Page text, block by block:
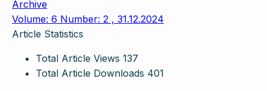
Archive
Volume: 6 Number: 2 , 31.12.2024
Article Statistics
Total Article Views 137
Total Article Downloads 401